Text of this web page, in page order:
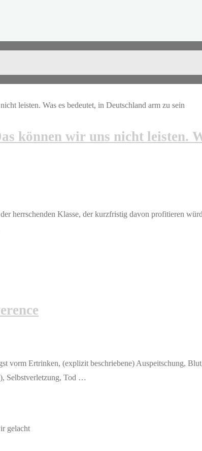
können wir uns nicht leisten.
herrschenden Klasse, der kurzfristig davon profitieren
vorm Ertrinken, (explizit beschriebene) Auspeitschung,
Selbstverletzung, Tod …